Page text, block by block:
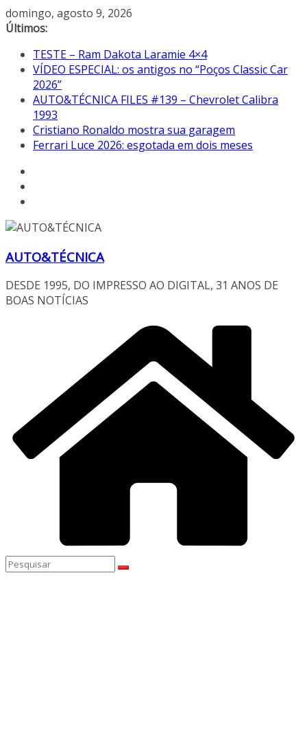
Pular
para
conteúdo
domingo, agosto 9, 2026
Últimos:
TESTE – Ram Dakota Laramie 4×4
VÍDEO ESPECIAL: os antigos no “Poços Classic Car
2026”
AUTO&TÉCNICA FILES #139 – Chevrolet Calibra
1993
Cristiano Ronaldo mostra sua garagem
Ferrari Luce 2026: esgotada em dois meses
AUTO&TÉCNICA
DESDE 1995, DO IMPRESSO AO DIGITAL, 31 ANOS DE
BOAS NOTÍCIAS